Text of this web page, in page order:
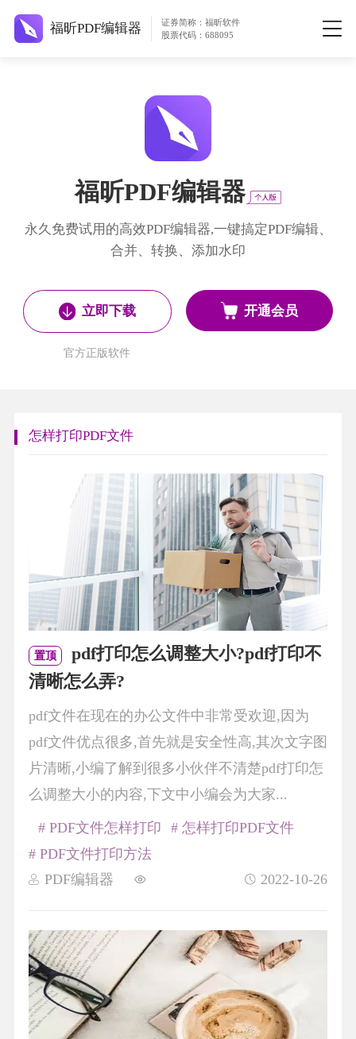
福昕PDF编辑器
证券简称：福昕软件
股票代码：688095
福昕PDF编辑器
永久免费试用的高效PDF编辑器,一键搞定PDF编辑、
合并、转换、添加水印
立即下载
官方正版软件
开通会员
怎样打印PDF文件
置顶
pdf打印怎么调整大小?pdf打印不
清晰怎么弄?
pdf文件在现在的办公文件中非常受欢迎,因为
pdf文件优点很多,首先就是安全性高,其次文字图
片清晰,小编了解到很多小伙伴不清楚pdf打印怎
么调整大小的内容,下文中小编会为大家...
PDF编辑器 2022-10-26
# PDF文件怎样打印
# 怎样打印PDF文件
# PDF文件打印方法